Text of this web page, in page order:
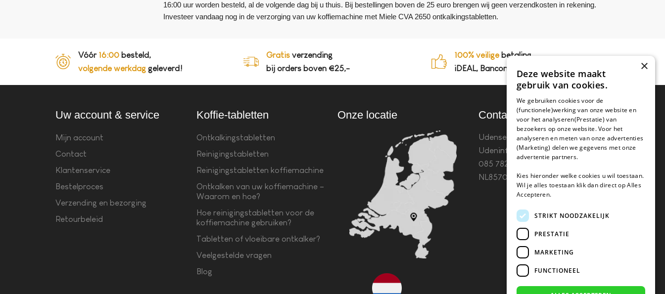
16:00 uur worden besteld, al de volgende dag bij u thuis. Bij bestellingen boven de 25 euro brengen wij geen verzendkosten in rekening.
Investeer vandaag nog in de verzorging van uw koffiemachine met Miele CVA 2650 ontkalkingstabletten.
Vóór 16:00 besteld,
volgende werkdag geleverd!
Gratis verzending
bij orders boven €25,-
100% veiligebetaling,
iDEAL, Bancontact en op rekening
Uw account & service
Mijn account
Contact
Klantenservice
Bestelproces
Verzending en bezorging
Retourbeleid
Koffie-tabletten
Ontkalkingstabletten
Reinigingstabletten
Reinigingstabletten koffiemachine
Ontkalken van uw koffiemachine –
Waarom en hoe?
Hoe reinigingstabletten voor de
koffiemachine gebruiken?
Tabletten of vloeibare ontkalker?
Veelgestelde vragen
Blog
Onze locatie Contact
Udenseweg 8B 5405 PA
Udeninfo(@)koffie-tabletten.nlTel.
085 782 5578KvK 67529623 Btw:
NL857053759B01
×
Deze website maakt
gebruik van cookies.
We gebruiken cookies voor de
(functionele)werking van onze website en
voor het analyseren(Prestatie) van
bezoekers op onze website. Voor het
analyseren en meten van onze advertenties
(Marketing) delen we gegevens met onze
advertentie partners.
Kies hieronder welke cookies u wil toestaan.
Wil je alles toestaan klik dan direct op Alles
Accepteren.
STRIKT NOODZAKELIJK
PRESTATIE
MARKETING
FUNCTIONEEL